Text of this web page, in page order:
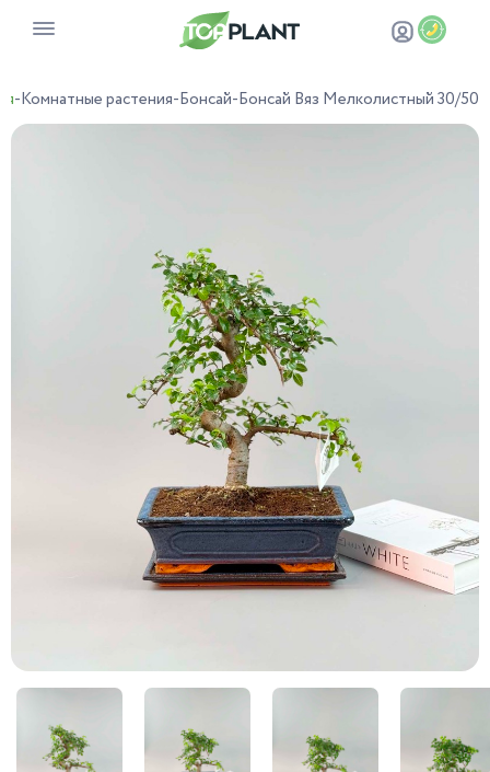
-Комнатные растения-Бонсай-Бонсай Вяз Мелколистный 30/50